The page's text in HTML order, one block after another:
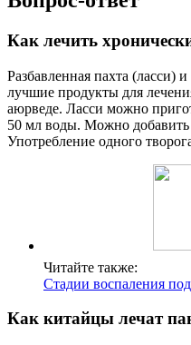
Как лечить
Разбавленная пахта
лучшие продукты для
аюрведе. Ласси можно
50 мл воды. Можно
Употребление одного
Читайте также:
Стадии воспаления
Как китайцы лечат